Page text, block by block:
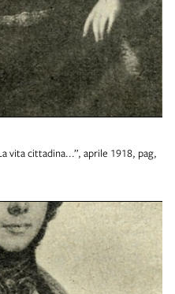
vita cittadina...”, aprile 1918, pag,